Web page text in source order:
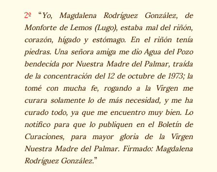
2º “Yo, Magdalena Rodríguez González, de
Monforte de Lemos (Lugo), estaba mal del riñón,
corazón, hígado y estómago. En el riñón tenía
piedras. Una señora amiga me dio Agua del Pozo
bendecida por Nuestra Madre del Palmar, traída
de la concentración del 12 de octubre de 1973; la
tomé con mucha fe, rogando a la Virgen me
curara solamente lo de más necesidad, y me ha
curado todo, ya que me encuentro muy bien. Lo
notifico para que lo publiquen en el Boletín de
Curaciones, para mayor gloria de la Virgen
Nuestra Madre del Palmar. Firmado: Magdalena
Rodríguez González.”